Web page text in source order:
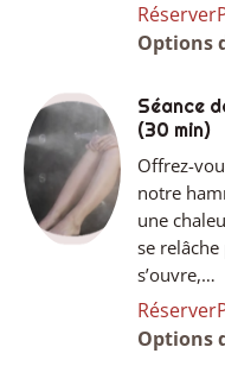
Réserver
Options
Séance
(30 min)
Offrez-
notre
une
se
s’ouvre,…
Réserver
Options